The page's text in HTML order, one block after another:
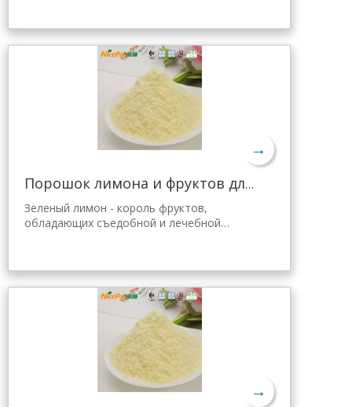
Хайнань, полученного с помощью самой
распылительной сушки и обработки,
которая хорошо сохраняет его
питательные свойства и аромат свежего
лимона. Мгновенно растворяется, удобен
→
Порошок лимона и фруктов для желе Tang
Зеленый лимон - король фруктов,
обладающих съедобной и лечебной
Хайнань, полученного с помощью самой
распылительной сушки и обработки,
которая хорошо сохраняет
питательность и аромат свежего лимона.
Мгновенно растворяется, удобен в
→